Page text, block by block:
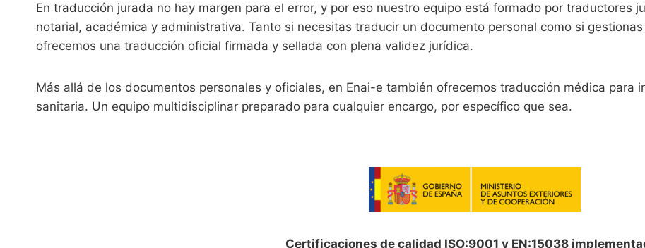
En traducción jurada no hay margen para el error, y por eso nuestro equipo está formado por traductores
notarial, académica y administrativa. Tanto si necesitas traducir un documento personal como si
ofrecemos una traducción oficial firmada y sellada con plena validez jurídica.
Más allá de los documentos personales y oficiales, en Enai-e también ofrecemos traducción médica para
sanitaria. Un equipo multidisciplinar preparado para cualquier encargo, por específico que sea.
Certificaciones de calidad ISO:9001 y EN:15038